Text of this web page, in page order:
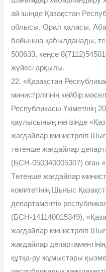
ай ішінде Қазақстан
облысы, Орал қаласы,
бойынша қабылданады,
500633, кеңсе
жүйесі арқылы.
22. «Қазақстан
министрлігінің кейбір
Республикасы Үкіметінің
қаулысының негізінде
жағдайлар министрлігі
төтенше жағдайлар
(БСН-050340005307) оған
Төтенше жағдайлар
комитетінің Шығыс
департаменті»
(БСН-141140015349),
жағдайлар министрлігі
жағдайлар
құтқа-ру жұмыстары